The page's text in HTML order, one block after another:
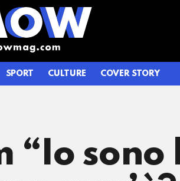
SPORT CULTURE COVER STORY
sono